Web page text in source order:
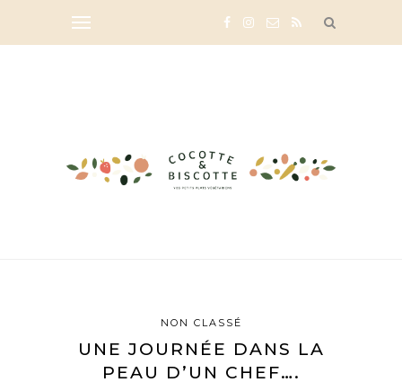
NON CLASSÉ
UNE JOURNÉE DANS LA
PEAU D’UN CHEF….